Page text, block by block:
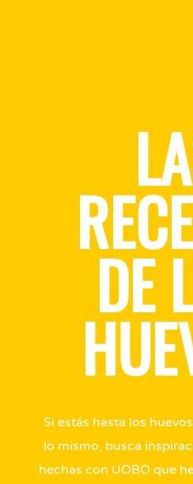
DE
Si estás hasta los
lo mismo, busca
hechas con UOBO que